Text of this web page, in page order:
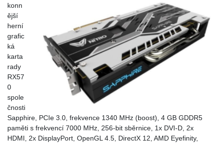
konn
ější
herní
grafic
ká
karta
rady
RX57
0
spole
čnosti
Sapphire, PCIe 3.0, frekvence 1340 MHz (boost), 4 GB GDDR5
paměti s frekvencí 7000 MHz, 256-bit sběrnice, 1x DVI-D, 2x
HDMI, 2x DisplayPort, OpenGL 4.5, DirectX 12, AMD Eyefinity,